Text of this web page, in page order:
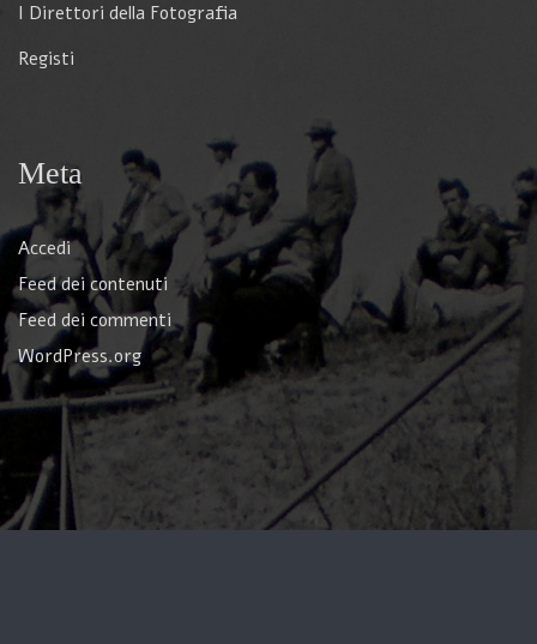
I Direttori della Fotografia
Registi
Meta
Accedi
Feed dei contenuti
Feed dei commenti
WordPress.org